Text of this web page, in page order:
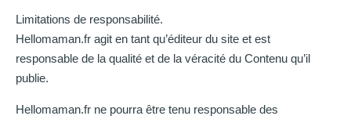
Limitations de responsabilité.
Hellomaman.fr agit en tant qu’éditeur du site et est
responsable de la qualité et de la véracité du Contenu qu’il
publie.
Hellomaman.fr ne pourra être tenu responsable des